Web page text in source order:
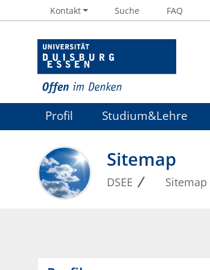
Kontakt Suche FAQ
Profil Studium&Lehre
Sitemap
DSEE Sitemap